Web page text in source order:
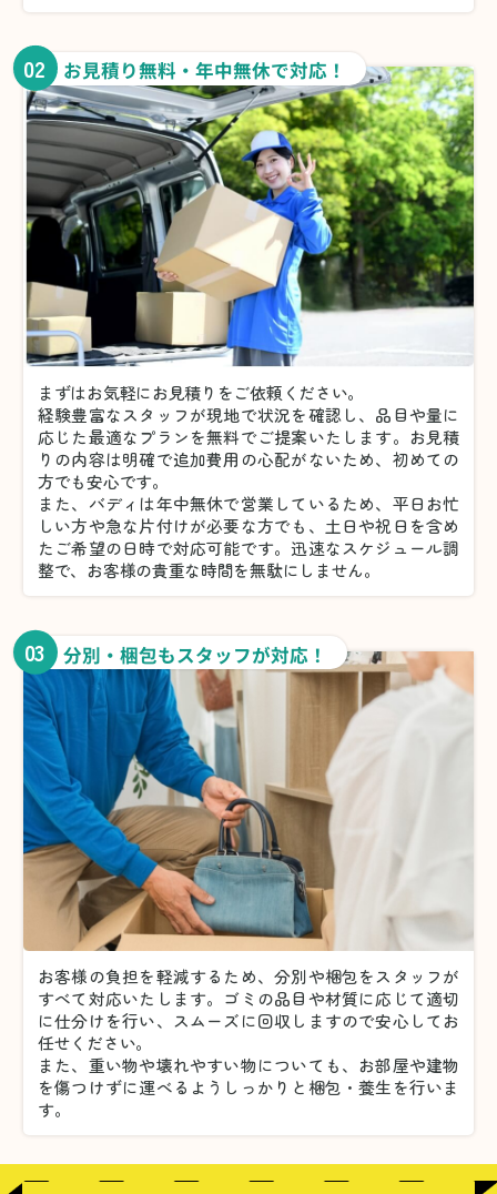
02 お見積り無料・年中無休で対応！
まずはお気軽にお見積りをご依頼ください。
経験豊富なスタッフが現地で状況を確認し、品目や量に
応じた最適なプランを無料でご提案いたします。お見積
りの内容は明確で追加費用の心配がないため、初めての
方でも安心です。
また、バディは年中無休で営業しているため、平日お忙
しい方や急な片付けが必要な方でも、土日や祝日を含め
たご希望の日時で対応可能です。迅速なスケジュール調
整で、お客様の貴重な時間を無駄にしません。
03 分別・梱包もスタッフが対応！
お客様の負担を軽減するため、分別や梱包をスタッフが
すべて対応いたします。 ゴミの品目や材質に応じて適切
に仕分けを行い、スムーズに回収しますので安心してお
任せください。
また、重い物や壊れやすい物についても、お部屋や建物
を傷つけずに運べるようしっかりと梱包・養生を行いま
す。